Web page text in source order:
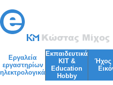
Εργαλεία
εργαστηρίων
ηλεκτρολογικά
Εκπαιδευτικά
KIT &
Education
Ηobby
Ήχος